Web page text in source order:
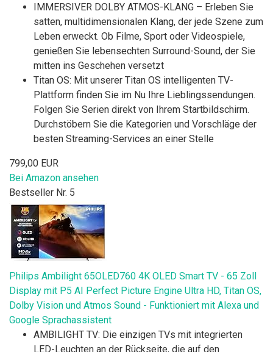
IMMERSIVER DOLBY ATMOS-KLANG – Erleben Sie
satten, multidimensionalen Klang, der jede Szene zum
Leben erweckt. Ob Filme, Sport oder Videospiele,
genießen Sie lebensechten Surround-Sound, der Sie
mitten ins Geschehen versetzt
Titan OS: Mit unserer Titan OS intelligenten TV-
Plattform finden Sie im Nu Ihre Lieblingssendungen.
Folgen Sie Serien direkt von Ihrem Startbildschirm.
Durchstöbern Sie die Kategorien und Vorschläge der
besten Streaming-Services an einer Stelle
799,00 EUR
Bei Amazon ansehen
Bestseller Nr. 5
Philips Ambilight 65OLED760 4K OLED Smart TV - 65 Zoll
Display mit P5 AI Perfect Picture Engine Ultra HD, Titan OS,
Dolby Vision und Atmos Sound - Funktioniert mit Alexa und
Google Sprachassistent
AMBILIGHT TV: Die einzigen TVs mit integrierten
LED-Leuchten an der Rückseite, die auf den